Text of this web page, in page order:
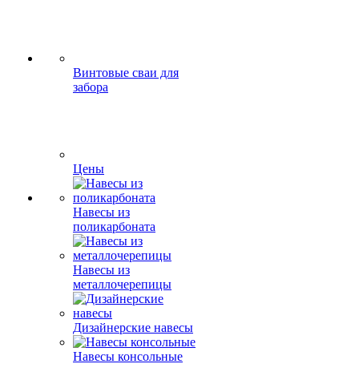
Винтовые сваи для
забора
Цены
Навесы из
поликарбоната
Навесы из
металлочерепицы
Дизайнерские навесы
Навесы консольные